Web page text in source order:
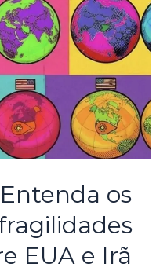
os
EUA e Irã